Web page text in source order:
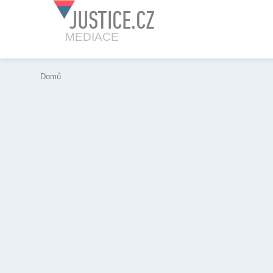
JUSTICE.CZ
MEDIACE
Domů